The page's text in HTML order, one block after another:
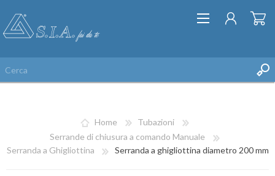
Home
Tubazioni
Serrande di chiusura a comando Manuale
Serranda a Ghigliottina
Serranda a ghigliottina diametro 200 mm